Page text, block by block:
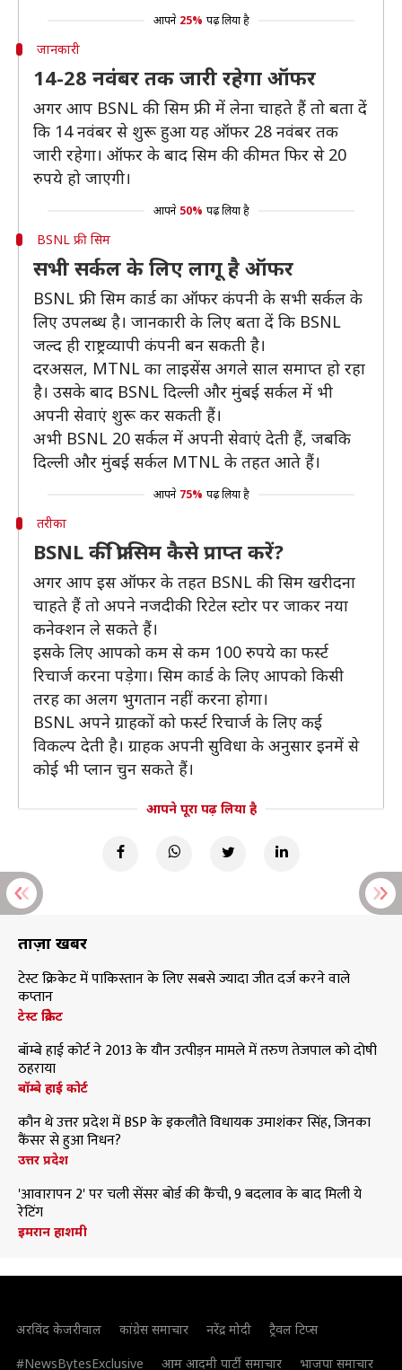
आपने 25% पढ़ लिया है
जानकारी
14-28 नवंबर तक जारी रहेगा ऑफर
अगर आप BSNL की सिम फ्री में लेना चाहते हैं तो बता दें
कि 14 नवंबर से शुरू हुआ यह ऑफर 28 नवंबर तक
जारी रहेगा। ऑफर के बाद सिम की कीमत फिर से 20
रुपये हो जाएगी।
आपने 50% पढ़ लिया है
BSNL फ्री सिम
सभी सर्कल के लिए लागू है ऑफर
BSNL फ्री सिम कार्ड का ऑफर कंपनी के सभी सर्कल के
लिए उपलब्ध है। जानकारी के लिए बता दें कि BSNL
जल्द ही राष्ट्रव्यापी कंपनी बन सकती है।
दरअसल, MTNL का लाइसेंस अगले साल समाप्त हो रहा
है। उसके बाद BSNL दिल्ली और मुंबई सर्कल में भी
अपनी सेवाएं शुरू कर सकती हैं।
अभी BSNL 20 सर्कल में अपनी सेवाएं देती हैं, जबकि
दिल्ली और मुंबई सर्कल MTNL के तहत आते हैं।
आपने 75% पढ़ लिया है
तरीका
BSNL की फ्री सिम कैसे प्राप्त करें?
अगर आप इस ऑफर के तहत BSNL की सिम खरीदना
चाहते हैं तो अपने नजदीकी रिटेल स्टोर पर जाकर नया
कनेक्शन ले सकते हैं।
इसके लिए आपको कम से कम 100 रुपये का फर्स्ट
रिचार्ज करना पड़ेगा। सिम कार्ड के लिए आपको किसी
तरह का अलग भुगतान नहीं करना होगा।
BSNL अपने ग्राहकों को फर्स्ट रिचार्ज के लिए कई
विकल्प देती है। ग्राहक अपनी सुविधा के अनुसार इनमें से
कोई भी प्लान चुन सकते हैं।
आपने पूरा पढ़ लिया है
ताज़ा खबरें
टेस्ट क्रिकेट में पाकिस्तान के लिए सबसे ज्यादा जीत दर्ज करने वाले
कप्तान
टेस्ट क्रिकेट
बॉम्बे हाई कोर्ट ने 2013 के यौन उत्पीड़न मामले में तरुण तेजपाल को दोषी
ठहराया
बॉम्बे हाई कोर्ट
कौन थे उत्तर प्रदेश में BSP के इकलौते विधायक उमाशंकर सिंह, जिनका
कैंसर से हुआ निधन?
उत्तर प्रदेश
'आवारापन 2' पर चली सेंसर बोर्ड की कैंची, 9 बदलाव के बाद मिली ये
रेटिंग
इमरान हाशमी
अरविंद केजरीवाल कांग्रेस समाचार नरेंद्र मोदी
ट्रैवल टिप्स
#NewsBytesExclusive
आम आदमी पार्टी समाचार भाजपा समाचार